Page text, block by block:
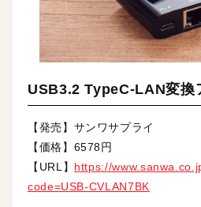
USB3.2 TypeC-LAN変換
【発売】サンワサプライ
【価格】6578円
【URL】 https://
code=USB-CVLAN7BK